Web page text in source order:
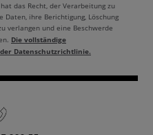
das Recht, der Verarbeitung zu
ihre Berichtigung, Löschung
verlangen und eine Beschwerde
Die vollständige
Datenschutzrichtlinie.